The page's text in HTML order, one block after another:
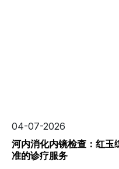
04-07-2026
河内消化内镜检查：红玉
准的诊疗服务